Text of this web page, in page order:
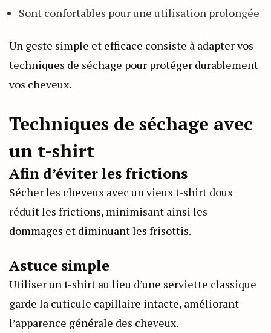
Sont confortables pour une utilisation prolongée
Un geste simple et efficace consiste à adapter vos
techniques de séchage pour protéger durablement
vos cheveux.
Techniques de séchage avec
un t-shirt
Afin d’éviter les frictions
Sécher les cheveux avec un vieux t-shirt doux
réduit les frictions, minimisant ainsi les
dommages et diminuant les frisottis.
Astuce simple
Utiliser un t-shirt au lieu d’une serviette classique
garde la cuticule capillaire intacte, améliorant
l’apparence générale des cheveux.